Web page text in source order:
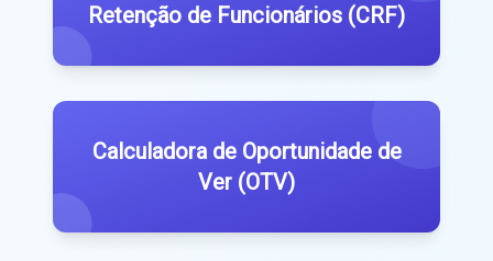
Retenção de Funcionários (CRF)
Calculadora de Oportunidade de
Ver (OTV)